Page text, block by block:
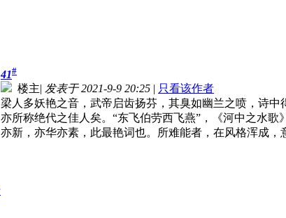
41#
楼主| 发表于 2021-9-9 20:25 | 只看该作者
梁人多妖艳之音，武帝启齿扬芬，其臭如幽兰之喷，诗中
亦所称绝代之佳人矣。“东飞伯劳西飞燕”，《河中之水歌
亦新，亦华亦素，此最艳词也。所难能者，在风格浑成，